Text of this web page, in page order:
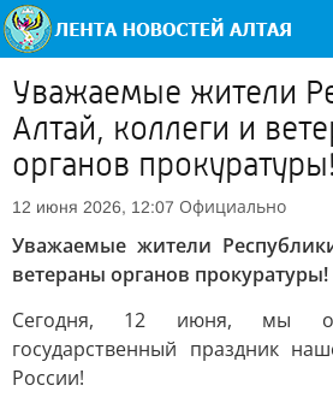
Уважаемые жители
Алтай, коллеги и
органов прокуратуры!
12 июня 2026, 12:07 Официально
Уважаемые жители
ветераны органов прокуратуры!
Сегодня, 12 июня, мы
государственный праздник
России!